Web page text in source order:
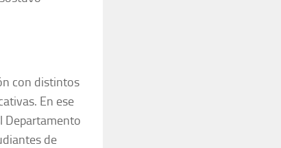
con distintos
En ese
Departamento
de